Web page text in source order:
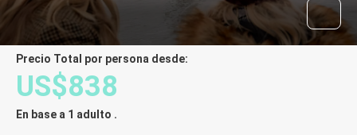
Precio Total por persona desde:
US$838
En base a 1 adulto .